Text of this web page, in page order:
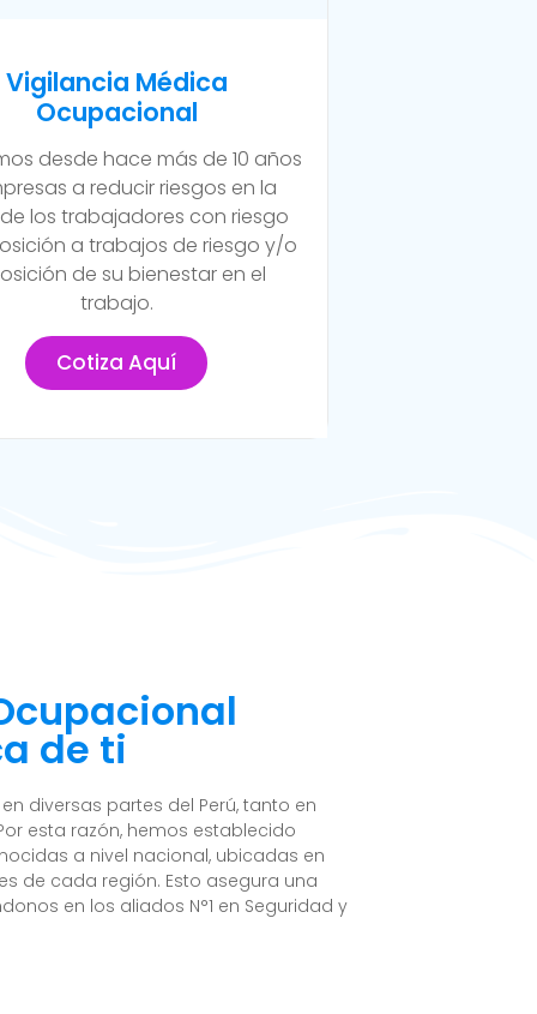
Vigilancia Médica
Ocupacional
desde hace más de 10 años
a reducir riesgos en la
los trabajadores con riesgo
a trabajos de riesgo y/o
de su bienestar en el
trabajo.
Cotiza Aquí
de ti
diversas partes del Perú, tanto en
esta razón, hemos establecido
a nivel nacional, ubicadas en
de cada región. Esto asegura una
en los aliados N°1 en Seguridad y